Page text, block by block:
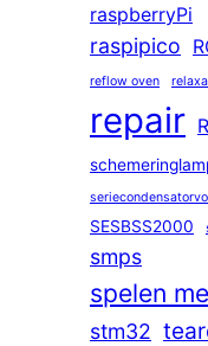
raspberryPi
raspipico
reflow oven
repair
SESBSS2000
smps
spelen
stm32